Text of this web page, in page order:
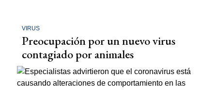
VIRUS
Preocupación por un nuevo virus
contagiado por animales